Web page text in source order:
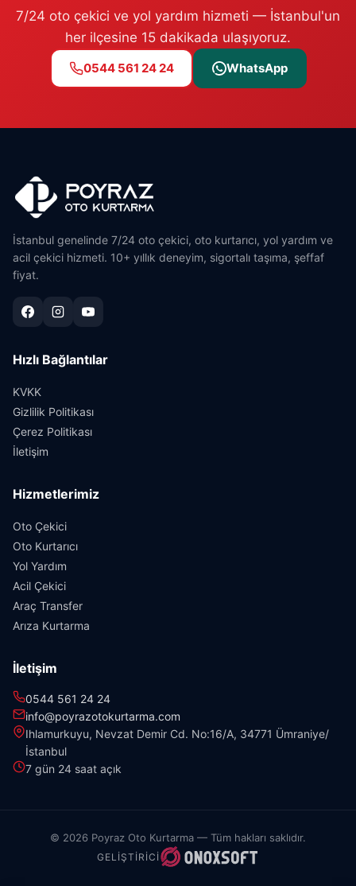
7/24 oto çekici ve yol yardım hizmeti — İstanbul'un
her ilçesine 15 dakikada ulaşıyoruz.
0544 561 24 24 WhatsApp
İstanbul genelinde 7/24 oto çekici, oto kurtarıcı, yol yardım ve
acil çekici hizmeti. 10+ yıllık deneyim, sigortalı taşıma, şeffaf
fiyat.
Hızlı Bağlantılar
KVKK
Gizlilik Politikası
Çerez Politikası
İletişim
Hizmetlerimiz
Oto Çekici
Oto Kurtarıcı
Yol Yardım
Acil Çekici
Araç Transfer
Arıza Kurtarma
İletişim
0544 561 24 24
info@poyrazotokurtarma.com
Ihlamurkuyu, Nevzat Demir Cd. No:16/A, 34771 Ümraniye/
İstanbul
7 gün 24 saat açık
© 2026 Poyraz Oto Kurtarma — Tüm hakları saklıdır.
GELIŞTIRICI